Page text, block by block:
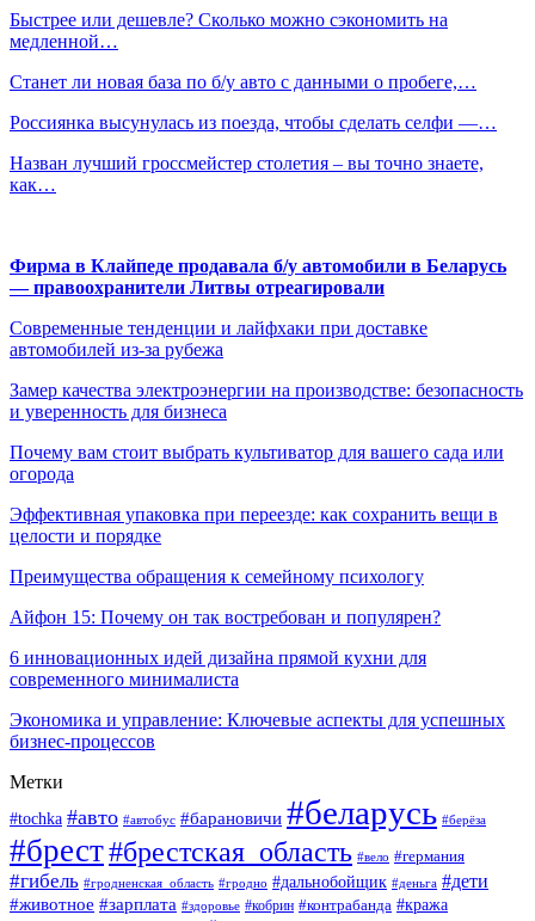
Быстрее или дешевле? Сколько можно сэкономить на
медленной…
Станет ли новая база по б/у авто с данными о пробеге,…
Россиянка высунулась из поезда, чтобы сделать селфи —…
Назван лучший гроссмейстер столетия – вы точно знаете,
как…
Фирма в Клайпеде продавала б/у автомобили в Беларусь
— правоохранители Литвы отреагировали
Современные тенденции и лайфхаки при доставке
автомобилей из-за рубежа
Замер качества электроэнергии на производстве: безопасность
и уверенность для бизнеса
Почему вам стоит выбрать культиватор для вашего сада или
огорода
Эффективная упаковка при переезде: как сохранить вещи в
целости и порядке
Преимущества обращения к семейному психологу
Айфон 15: Почему он так востребован и популярен?
6 инновационных идей дизайна прямой кухни для
современного минималиста
Экономика и управление: Ключевые аспекты для успешных
бизнес-процессов
Метки
#tochka #авто #автобус #барановичи #беларусь #берёза
#брест#брестская_область #вело #германия
#гибель #гродненская_область #гродно #дальнобойщик #деньга #дети
#животное #зарплата #здоровье #кобрин #контрабанда #кража